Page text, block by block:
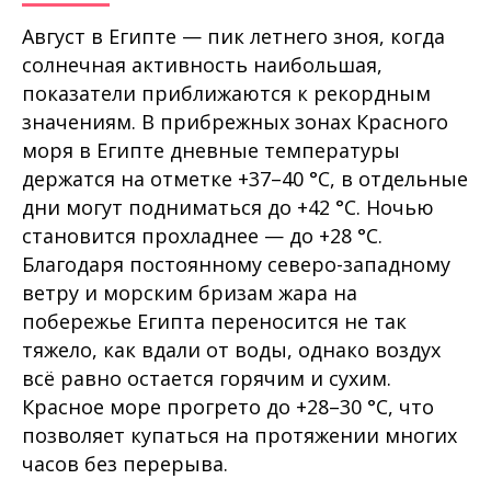
Август в Египте — пик летнего зноя, когда
солнечная активность наибольшая,
показатели приближаются к рекордным
значениям. В прибрежных зонах Красного
моря в Египте дневные температуры
держатся на отметке +37–40 °C, в отдельные
дни могут подниматься до +42 °C. Ночью
становится прохладнее — до +28 °C.
Благодаря постоянному северо-западному
ветру и морским бризам жара на
побережье Египта переносится не так
тяжело, как вдали от воды, однако воздух
всё равно остается горячим и сухим.
Красное море прогрето до +28–30 °C, что
позволяет купаться на протяжении многих
часов без перерыва.